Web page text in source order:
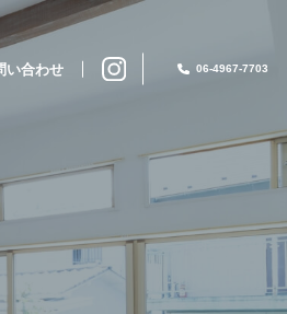
い合わせ 06-4967-7703